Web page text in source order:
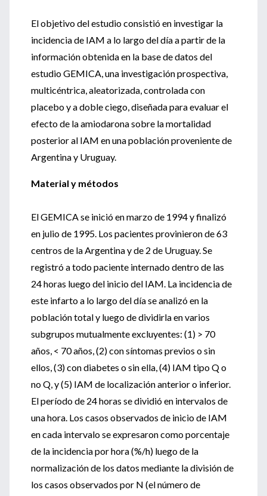
El objetivo del estudio consistió en investigar la
incidencia de IAM a lo largo del día a partir de la
información obtenida en la base de datos del
estudio GEMICA, una investigación prospectiva,
multicéntrica, aleatorizada, controlada con
placebo y a doble ciego, diseñada para evaluar el
efecto de la amiodarona sobre la mortalidad
posterior al IAM en una población proveniente de
Argentina y Uruguay.
Material y métodos
El GEMICA se inició en marzo de 1994 y finalizó
en julio de 1995. Los pacientes provinieron de 63
centros de la Argentina y de 2 de Uruguay. Se
registró a todo paciente internado dentro de las
24 horas luego del inicio del IAM. La incidencia de
este infarto a lo largo del día se analizó en la
población total y luego de dividirla en varios
subgrupos mutualmente excluyentes: (1) > 70
años, < 70 años, (2) con síntomas previos o sin
ellos, (3) con diabetes o sin ella, (4) IAM tipo Q o
no Q, y (5) IAM de localización anterior o inferior.
El período de 24 horas se dividió en intervalos de
una hora. Los casos observados de inicio de IAM
en cada intervalo se expresaron como porcentaje
de la incidencia por hora (%/h) luego de la
normalización de los datos mediante la división de
los casos observados por N (el número de